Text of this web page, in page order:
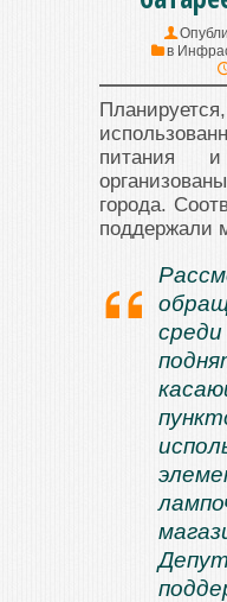
в
питания
города.
поддержали